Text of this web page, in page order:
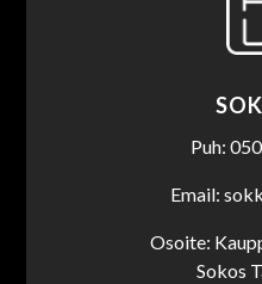
Puh:
Email:
Osoite:
Sokos